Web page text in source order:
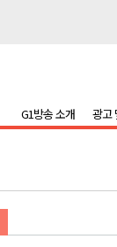
G1방송 소개 광고